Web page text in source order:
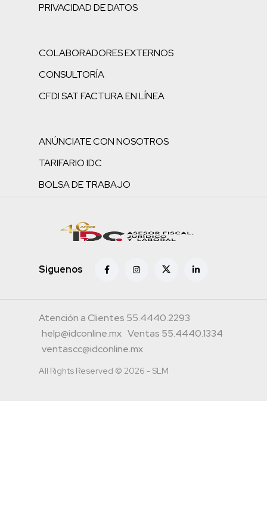
PRIVACIDAD DE DATOS
COLABORADORES EXTERNOS
CONSULTORÍA
CFDI SAT FACTURA EN LÍNEA
ANÚNCIATE CON NOSOTROS
TARIFARIO IDC
BOLSA DE TRABAJO
Siguenos
Atención a Clientes 55.4440.2293
help@idconline.mx Ventas 55.4440.1334
ventascc@idconline.mx
All Rights Reserved © 2026 - SLM